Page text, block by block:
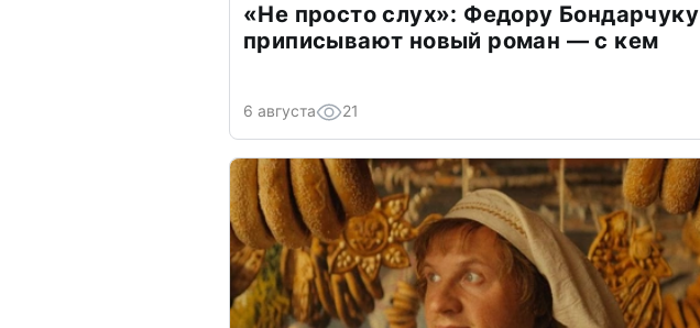
«Не просто слух»: Федору Бондарчуку
приписывают новый роман — с кем
6 августа 21